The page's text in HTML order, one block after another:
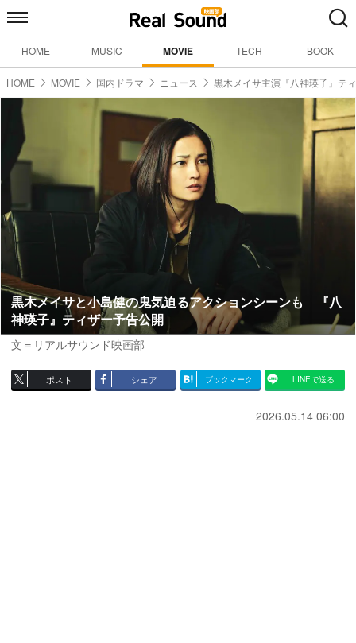
HOME MUSIC MOVIE TECH BOOK
HOME MOVIE 国内ドラマ ニュース 黒木メイサ主演『八神瑛子』テ
黒木メイサと小島健の鬼気迫るアクションシーンも 『八
神瑛子』ティザー予告公開
文＝リアルサウンド映画部
ポスト シェア ブックマーク LINEで送る
2026.05.14 06:00